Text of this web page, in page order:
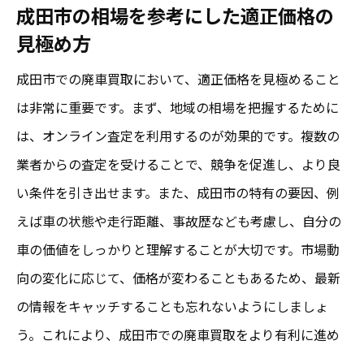
成田市の相場を参考にした適正価格の
見極め方
成田市での廃車買取において、適正価格を見極めること
は非常に重要です。まず、地域の相場を把握するために
は、オンライン査定を利用するのが効果的です。複数の
業者からの査定を受けることで、競争を促進し、より良
い条件を引き出せます。また、成田市の特有の要因、例
えば車の状態や走行距離、事故歴なども考慮し、自分の
車の価値をしっかりと理解することが大切です。市場動
向の変化に応じて、価格が変わることもあるため、最新
の情報をキャッチすることも忘れないようにしましょ
う。これにより、成田市での廃車買取をより有利に進め